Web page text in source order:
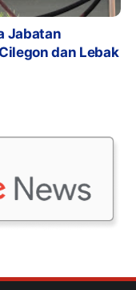
Jabatan
dan Lebak